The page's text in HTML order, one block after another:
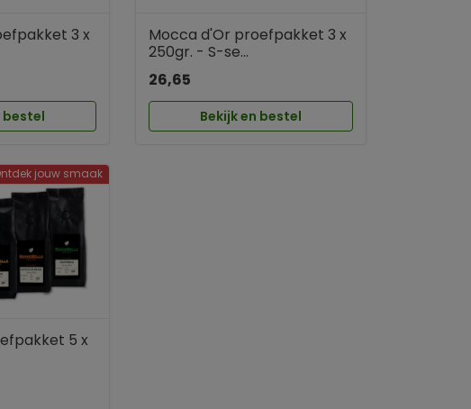
3 x
bestel
Mocca d'Or proefpakket 3 x
250gr. - S-se...
26,65
Bekijk en bestel
jouw smaak
5 x